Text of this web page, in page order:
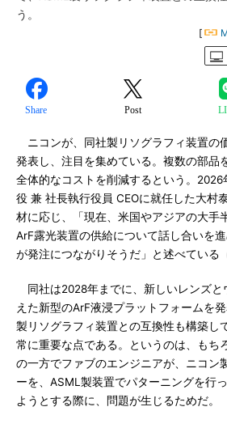
う。
[
Share Post
ニコンが、同社製リソグラフィ装置の
発表し、注目を集めている。複数の部品
全体的なコストを削減するという。
役 兼 社長執行役員 CEOに就任した大村
材に応じ、「現在、米国やアジアの大手
ArF露光装置の供給について話し合いを
が発注につながりそうだ」と述べている
同社は2028年までに、新しいレンズと
えた新型のArF液浸プラットフォームを
製リソグラフィ装置との互換性も構築し
常に重要な点である。というのは、もち
の一方でファブのエンジニアが、ニコン
ーを、ASML製装置でパターニングを行
ようとする際に、問題が生じるためだ。